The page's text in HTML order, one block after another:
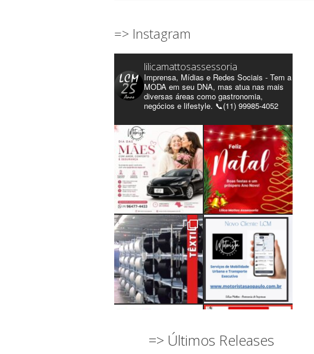
=> Instagram
lilicamattosassessoria
Imprensa, Mídias e Redes Sociais - Tem a
MODA em seu DNA, mas atua nas mais
diversas áreas como gastronomia,
negócios e lifestyle. 📞(11) 99985-4052
=> Últimos Releases